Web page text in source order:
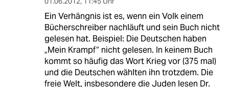
Ein Verhängnis ist es, wenn ein Volk einem
Bücherschreiber nachläuft und sein Buch nicht
gelesen hat. Beispiel: Die Deutschen haben
„Mein Krampf“ nicht gelesen. In keinem Buch
kommt so häufig das Wort Krieg vor (375 mal)
und die Deutschen wählten ihn trotzdem. Die
freie Welt, insbesondere die Juden lesen Dr.